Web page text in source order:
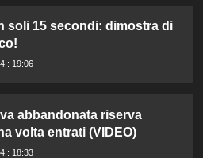
soli 15 secondi: dimostra di
: 19:06
abbandonata riserva
volta entrati (VIDEO)
: 18:33